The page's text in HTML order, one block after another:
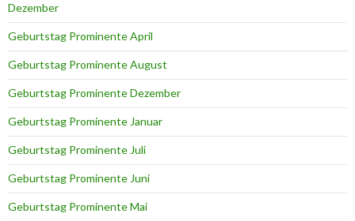
Dezember
Geburtstag Prominente April
Geburtstag Prominente August
Geburtstag Prominente Dezember
Geburtstag Prominente Januar
Geburtstag Prominente Juli
Geburtstag Prominente Juni
Geburtstag Prominente Mai